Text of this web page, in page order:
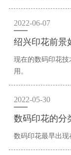
2022-06-07
绍兴印花前景
现在的数码印花
用。
2022-05-30
数码印花的分
数码印花最早出现